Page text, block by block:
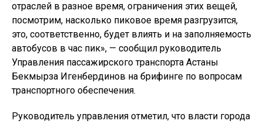
отраслей в разное время, ограничения этих вещей,
посмотрим, насколько пиковое время разгрузится,
это, соответственно, будет влиять и на заполняемость
автобусов в час пик», — сообщил руководитель
Управления пассажирского транспорта Астаны
Бекмырза Игенбердинов на брифинге по вопросам
транспортного обеспечения.
Руководитель управления отметил, что власти города